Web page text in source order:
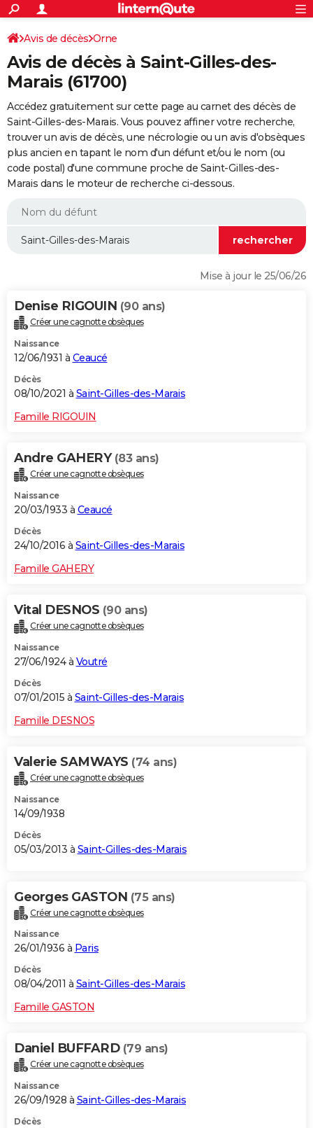
ACTUALITÉS
Politique
Société
Faits Divers
Education
Monde
Villes
+
SPORT
Coupe du monde 2026
Football
Tennis
Cyclisme
Rugby
Forum
CULTURE
FINANCE
Retraite
Impôts
Epargne
Immobilier
Risques naturels par ville
Banque
Assurance
Crédit
Essais
Réserver un essai
Citadines
Berlines
SUV
Forum auto
+
HIGH-TECH
Mobiles
Meilleur smartphone
Internet
Ordinateurs
Jeux vidéo
Guide high-tech
+
BRICOLAGE
Forum
Aménagement intérieur
Extérieur
Cuisine
Salle de bains
Jardinage
Rangement
WEEK-END
Guides de France
Escapades
Patrimoine
Expositions
Musées
Week-end nature
LIFESTYLE
Alimentation
Guide de la santé
Maladies
Médicaments
Sommeil
VOYAGE
Destinations
City break
Voyage nature
Voyage de noces
Forum
Climat
+PHOTO
GUIDES D'ACHAT
BONS PLANS
CARTE DE VOEUX
Dictionnaire
Biographies
Citations
Expressions
Proverbes
PROGRAMME TV
COPAINS D'AVANT
S'inscrire
Se connecter
Lycées
Collèges
Primaires
Universités
Entreprises
Service militaire
Avis de recherche
AVIS DE DÉCÈS
Avis de décès Orne
Avis de décès à Saint-Gilles-des-
Marais (61700)
Accédez gratuitement sur cette page au carnet des décès de
Saint-Gilles-des-Marais. Vous pouvez affiner votre recherche,
trouver un avis de décès, une nécrologie ou un avis d'obsèques
plus ancien en tapant le nom d'un défunt et/ou le nom (ou
code postal) d'une commune proche de Saint-Gilles-des-
Marais dans le moteur de recherche ci-dessous.
Mise à jour le 25/06/26
Denise RIGOUIN (90 ans)
Créer une cagnotte obsèques
Naissance
12/06/1931 à Ceaucé
Décès
08/10/2021 à Saint-Gilles-des-Marais
Famille RIGOUIN
Andre GAHERY (83 ans)
Créer une cagnotte obsèques
Naissance
20/03/1933 à Ceaucé
Décès
24/10/2016 à Saint-Gilles-des-Marais
Famille GAHERY
Vital DESNOS (90 ans)
Créer une cagnotte obsèques
Naissance
27/06/1924 à Voutré
Décès
07/01/2015 à Saint-Gilles-des-Marais
Famille DESNOS
Valerie SAMWAYS (74 ans)
Créer une cagnotte obsèques
Naissance
14/09/1938
Décès
05/03/2013 à Saint-Gilles-des-Marais
Georges GASTON (75 ans)
Créer une cagnotte obsèques
Naissance
26/01/1936 à Paris
Décès
08/04/2011 à Saint-Gilles-des-Marais
Famille GASTON
Daniel BUFFARD (79 ans)
Créer une cagnotte obsèques
Naissance
26/09/1928 à Saint-Gilles-des-Marais
Décès